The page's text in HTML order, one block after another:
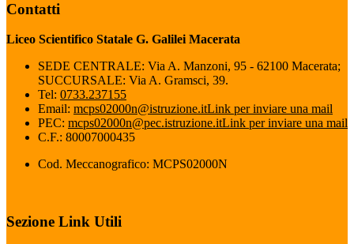
Contatti
Liceo Scientifico Statale G. Galilei Macerata
SEDE CENTRALE: Via A. Manzoni, 95 - 62100 Macerata;
SUCCURSALE: Via A. Gramsci, 39.
Tel: 0733.237155
Email: mcps02000n@istruzione.itLink per inviare una mail
PEC: mcps02000n@pec.istruzione.itLink per inviare una mail
C.F.: 80007000435
Cod. Meccanografico: MCPS02000N
Sezione Link Utili